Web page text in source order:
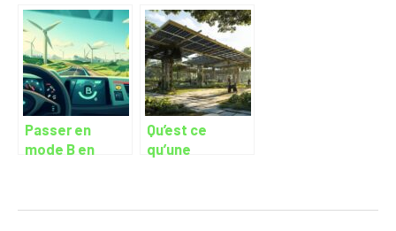
meilleur
fournisseur
d’énergie pour
votre foyer
Jour/Nuit
efficace :
installation et
maintenance
Passer en
mode B en
secrets d’une
Qu’est ce
qu’une
?